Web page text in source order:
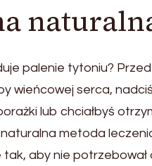
palenie tytoniu?
wieńcowej serca,
lub chciałbyś
metoda
tak, aby nie potrzebował